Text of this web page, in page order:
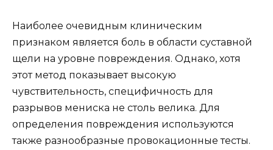
Наиболее очевидным клиническим
признаком является боль в области суставной
щели на уровне повреждения. Однако, хотя
этот метод показывает высокую
чувствительность, специфичность для
разрывов мениска не столь велика. Для
определения повреждения используются
также разнообразные провокационные тесты.